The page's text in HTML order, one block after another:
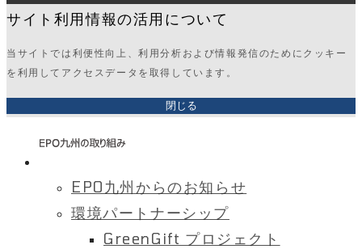
サイト利用情報の活用について
当サイトでは利便性向上、利用分析および情報発信のためにクッキー
を利用してアクセスデータを取得しています。
閉じる
EPO九州からのお知らせ
環境パートナーシップ
GreenGift プロジェクト